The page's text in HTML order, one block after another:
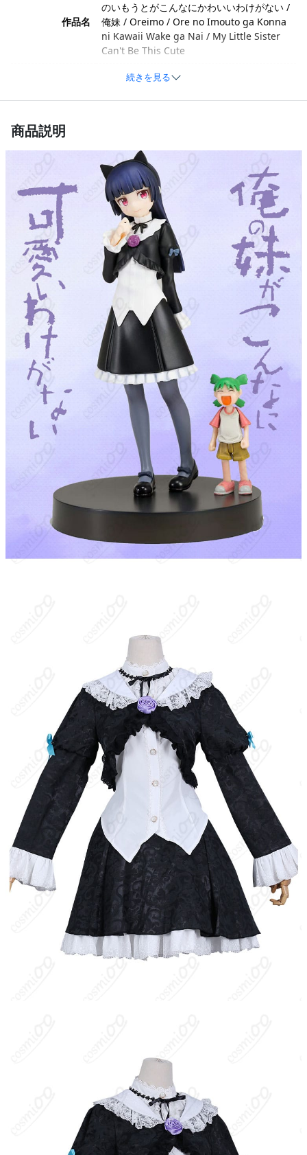
作品名
のいもうとがこんなにかわいいわけがない /
俺妹 / Oreimo / Ore no Imouto ga Konna
ni Kawaii Wake ga Nai / My Little Sister
Can't Be This Cute
黒猫（五更瑠璃） / くろねこ（ごこう る
Gokou / Gokou Ruri / 堕天聖黒猫 / 神猫
イメージ
ポリエステル、コットン、合成皮革（製造
バッチにより変更の可能性あり）
セット内容
コート、シャツ、スカート、タイツ、胸飾
り、リボン、蝶結び（製造バッチにより内
容が変更される可能性あり）
S、M、L、XL、XXL
加工に7～15営業日、配送に5～7営業日（※
土日祝除く）、合計で12～22営業日程度で
お届け
支払い方法
クレジットカード（VISA、Master、JCB、
Discover、AMERICAN EXPRESS）、
PayPal、銀行振込
着用シーン
コスプレイベント、写真撮影、舞台、公
演、ハロウィン、アニメコン、パーティー
ハンガーに吊るす、収納ケースに入れる、
衣装袋に保管
商品状態
新品未使用
洗濯方法
手洗い推奨、漂白不可
黒猫（本名：五更瑠璃）は、『俺の妹がこんなに可愛いわけがな
い』の主要キャラクター。黒を基調としたゴシック・ロリータの
私服を愛用するオタク少女で、毒舌かつクールだが義理堅く情に
中学生、後に高校生。妹たちの面倒を見る家庭的な一面も持つ。
・性格：クールで毒舌、皮肉屋だが面倒見が良く、仲間思い。プ
ライドが高い一方で、恥ずかしがり屋で繊細。 ・趣味／嗜好：ア
ニメ・ゲーム・同人活動を好み、ダークファンタジー系の作品に
傾倒。自身の設定名として「堕天聖黒猫」や、後年の白系衣装
「神猫」などのペルソナを用いる。 ・衣装特徴（ゴスロリ通常衣
装）：黒のロングワンピースに白フリル、十字架モチーフのアク
セサリー、フリル付きカチューシャ、リボンやレースの装飾が多
用される。落ち着いた黒×白の配色でクラシカルな印象。 ・対人
関係：高坂桐乃・沙織とのオフ会仲間。高坂京介とは互いに影響
を与え合い、成長していく重要な関係性を築く。
続きを見る
商品説明